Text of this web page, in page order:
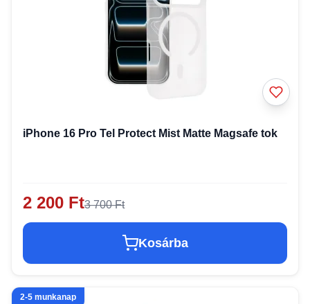
iPhone 16 Pro Tel Protect Mist Matte Magsafe tok
2 200 Ft3 700 Ft
Kosárba
2-5 munkanap